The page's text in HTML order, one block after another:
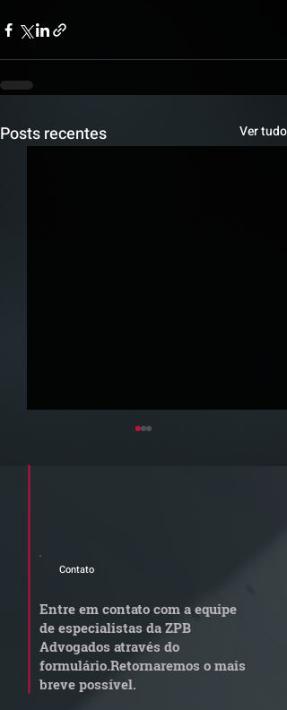
Posts recentes Ver tudo
Radar Reforma
de documentos fiscais
exige revisão
operacional pelas
empresas
Contato
Entre em contato com a equipe
de especialistas da ZPB
Advogados através do
formulário.Retornaremos o mais
breve possível.